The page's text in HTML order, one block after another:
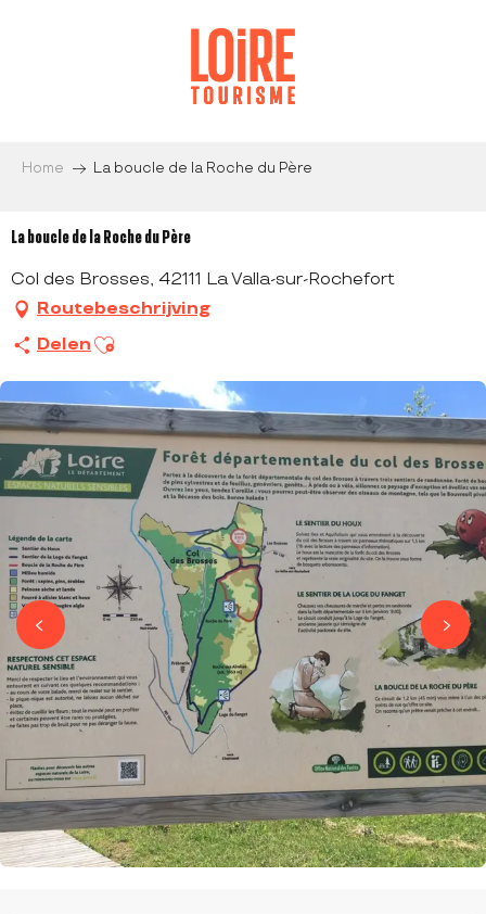
Home La boucle de la Roche du Père
La boucle de la Roche du Père
Col des Brosses, 42111 La Valla-sur-Rochefort
Routebeschrijving
Delen Ajouter aux favoris